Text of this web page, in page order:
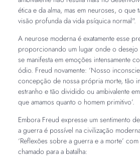
ética e da alma, mas em neuroses, o que
visão profunda da vida psíquica normal".
A neurose moderna é exatamente esse
proporcionando um lugar onde o desejo
se manifesta em emoções intensamente
ódio. Freud novamente: ‘Nosso
concepção de nossa própria morte, tão
estranho e tão dividido ou ambivalente
que amamos quanto o homem primitivo’.
Embora Freud expresse um sentimento
a guerra é possível na civilização
‘Reflexões sobre a guerra e a morte’
chamado para a batalha: